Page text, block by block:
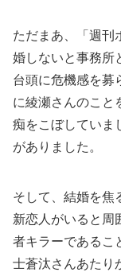
ただまあ、「週刊
婚しないと事務所
台頭に危機感を募
に綾瀬さんのこと
痴をこぼしていま
がありました。
そして、結婚を焦
新恋人がいると周
者キラーであるこ
士蒼汰さんあたり